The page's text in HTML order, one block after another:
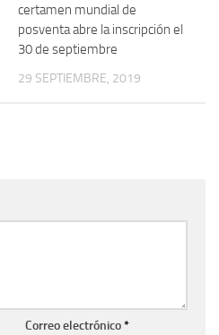
certamen mundial de
posventa abre la inscripción el
30 de septiembre
29 SEPTIEMBRE, 2019
Correo electrónico*